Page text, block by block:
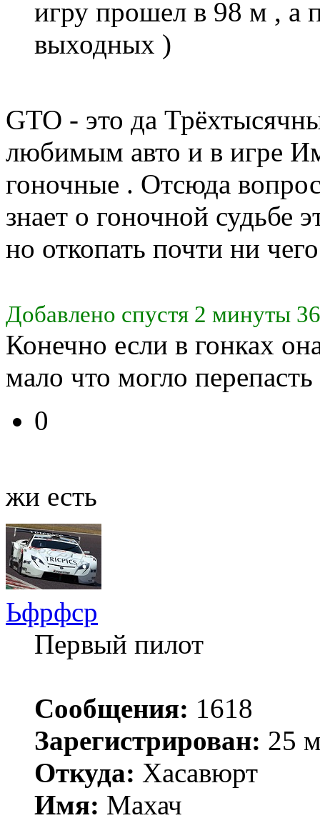
игру прошел в 98 м , а
выходных )
GTO - это да
любимым авто и в игре
гоночные . Отсюда
знает о гоночной судьбе
но откопать почти ни
Добавлено спустя 2 минуты
Конечно если в гонках
мало что могло
0
жи есть
Ьфрфср
Первый пилот
Сообщения: 1618
Зарегистрирован: 25
Откуда: Хасавюрт
Имя: Махач